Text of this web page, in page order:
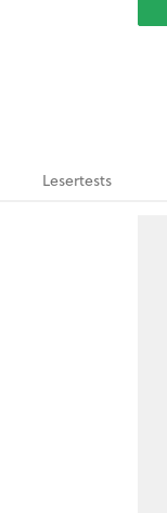
Lesertests